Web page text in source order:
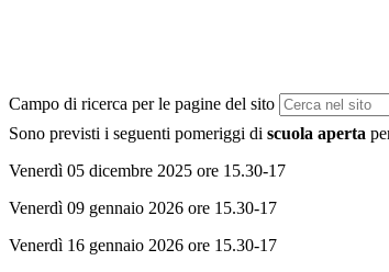
Campo di ricerca per le pagine del sito
Sono previsti i seguenti pomeriggi di scuola aperta
Venerdì 05 dicembre 2025 ore 15.30-17
Venerdì 09 gennaio 2026 ore 15.30-17
Venerdì 16 gennaio 2026 ore 15.30-17